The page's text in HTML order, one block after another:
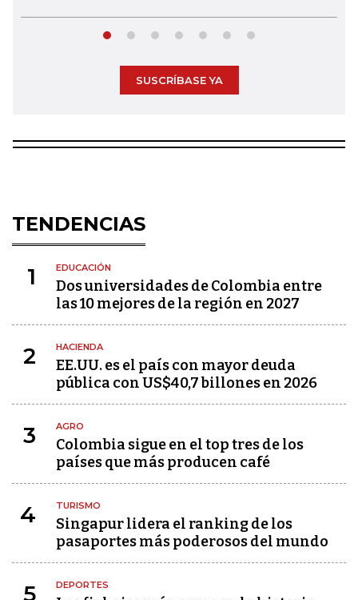
SUSCRÍBASE YA
TENDENCIAS
1 EDUCACIÓN
Dos universidades de Colombia entre
las 10 mejores de la región en 2027
2 HACIENDA
EE.UU. es el país con mayor deuda
pública con US$40,7 billones en 2026
3 AGRO
Colombia sigue en el top tres de los
países que más producen café
4 TURISMO
Singapur lidera el ranking de los
pasaportes más poderosos del mundo
5 DEPORTES